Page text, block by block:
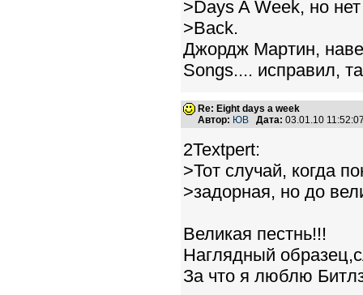
>Days A Week, но
>Back.
Джордж Мартин,
Songs.... исправил,
Re: Eight days a week
Автор: ЮВ Дата: 03.01.10
2Textpert:
>Тот случай, когда
>задорная, но до
Великая пестнь!!!
Наглядный
За что я люблю